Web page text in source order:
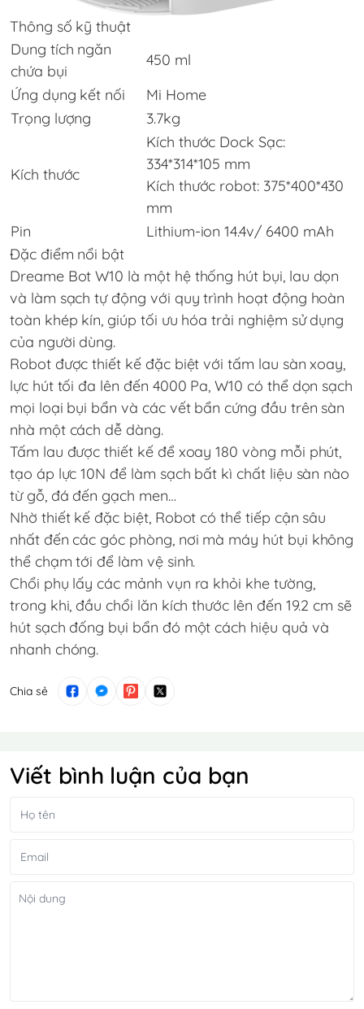
Thông số kỹ thuật
Dung tích ngăn
chứa bụi
450 ml
Ứng dụng kết nối
Mi Home
Trọng lượng
3.7kg
Kích thước
Kích thước Dock Sạc:
334*314*105 mm
Kích thước robot: 375*400*430
mm
Pin
Lithium-ion 14.4v/ 6400 mAh
Đặc điểm nổi bật
Dreame Bot W10 là một hệ thống hút bụi, lau dọn
và làm sạch tự động với quy trình hoạt động hoàn
toàn khép kín, giúp tối ưu hóa trải nghiệm sử dụng
của người dùng.
Robot được thiết kế đặc biệt với tấm lau sàn xoay,
lực hút tối đa lên đến 4000 Pa, W10 có thể dọn sạch
mọi loại bụi bẩn và các vết bẩn cứng đầu trên sàn
nhà một cách dễ dàng.
Tấm lau được thiết kế để xoay 180 vòng mỗi phút,
tạo áp lực 10N để làm sạch bất kì chất liệu sàn nào
từ gỗ, đá đến gạch men…
Nhờ thiết kế đặc biệt, Robot có thể tiếp cận sâu
nhất đến các góc phòng, nơi mà máy hút bụi không
thể chạm tới để làm vệ sinh.
Chổi phụ lấy các mảnh vụn ra khỏi khe tường,
trong khi, đầu chổi lăn kích thước lên đến 19.2 cm sẽ
hút sạch đống bụi bẩn đó một cách hiệu quả và
nhanh chóng.
Chia sẻ
Viết bình luận của bạn